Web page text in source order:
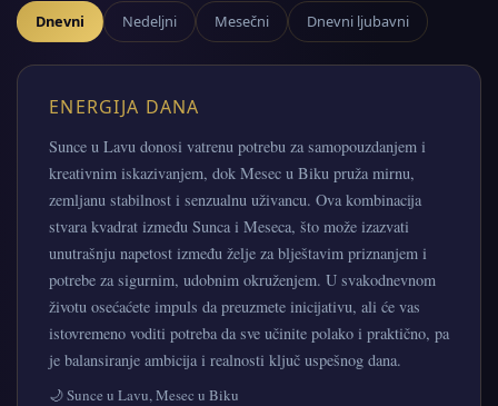
Dnevni Nedeljni Mesečni Dnevni ljubavni
ENERGIJA DANA
Sunce u Lavu donosi vatrenu potrebu za samopouzdanjem i
kreativnim iskazivanjem, dok Mesec u Biku pruža mirnu,
zemljanu stabilnost i senzualnu uživancu. Ova kombinacija
stvara kvadrat između Sunca i Meseca, što može izazvati
unutrašnju napetost između želje za blještavim priznanjem i
potrebe za sigurnim, udobnim okruženjem. U svakodnevnom
životu osećaćete impuls da preuzmete inicijativu, ali će vas
istovremeno voditi potreba da sve učinite polako i praktično, pa
je balansiranje ambicija i realnosti ključ uspešnog dana.
🌙 Sunce u Lavu, Mesec u Biku